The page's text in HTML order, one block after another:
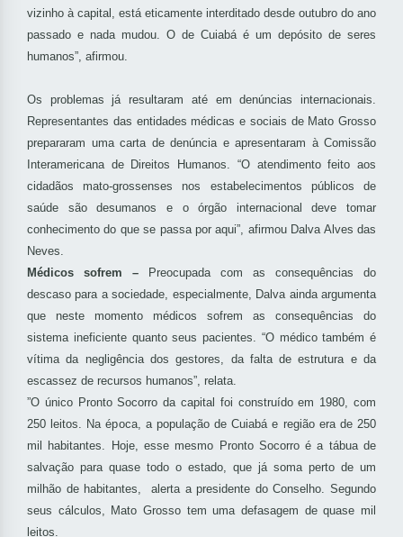
vizinho à capital, está eticamente interditado desde outubro do ano
passado e nada mudou. O de Cuiabá é um depósito de seres
humanos”, afirmou.
Os problemas já resultaram até em denúncias internacionais.
Representantes das entidades médicas e sociais de Mato Grosso
prepararam uma carta de denúncia e apresentaram à Comissão
Interamericana de Direitos Humanos. “O atendimento feito aos
cidadãos mato-grossenses nos estabelecimentos públicos de
saúde são desumanos e o órgão internacional deve tomar
conhecimento do que se passa por aqui”, afirmou Dalva Alves das
Neves.
Médicos sofrem – Preocupada com as consequências do
descaso para a sociedade, especialmente, Dalva ainda argumenta
que neste momento médicos sofrem as consequências do
sistema ineficiente quanto seus pacientes. “O médico também é
vítima da negligência dos gestores, da falta de estrutura e da
escassez de recursos humanos”, relata.
”O único Pronto Socorro da capital foi construído em 1980, com
250 leitos. Na época, a população de Cuiabá e região era de 250
mil habitantes. Hoje, esse mesmo Pronto Socorro é a tábua de
salvação para quase todo o estado, que já soma perto de um
milhão de habitantes, alerta a presidente do Conselho. Segundo
seus cálculos, Mato Grosso tem uma defasagem de quase mil
leitos.